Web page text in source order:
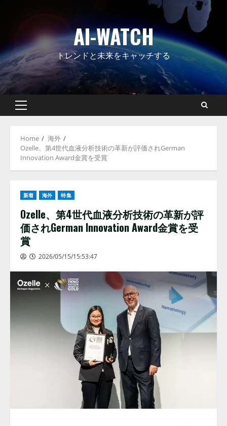
AI-WATCH
トレンドと未来をキャッチする
Primary
Home
海外
Ozelle、第4世代血液分析技術の革新が評価されGerman
Innovation Award金賞を受賞
新着 海外 特集
Ozelle、第4世代血液分析技術の革新が評
価されGerman Innovation Award金賞を受
賞
2026/05/15/15:53:47